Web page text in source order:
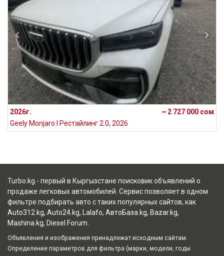
2026г.
~ 2 727 000 сом
Geely Monjaro I Рестайлинг 2.0, 2026
Turbo.kg - первый в Кыргызстане поисковик объявлений о
продаже легковых автомобилей. Сервис позволяет в одном
фильтре подбирать авто с таких популярных сайтов, как
Auto312.kg, Auto24.kg, Lalafo, АвтоБаза.kg, Bazar.kg,
Mashina.kg, Diesel Forum
Объявления и изображения принадлежат исходным сайтам.
Определение параметров для фильтра (марки, модели, годы